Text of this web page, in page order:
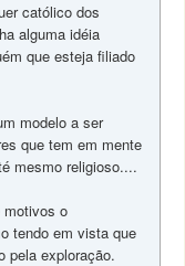
católico dos
alguma idéia
que esteja filiado
modelo a ser
que tem em mente
mesmo religioso....
motivos o
tendo em vista que
pela exploração.